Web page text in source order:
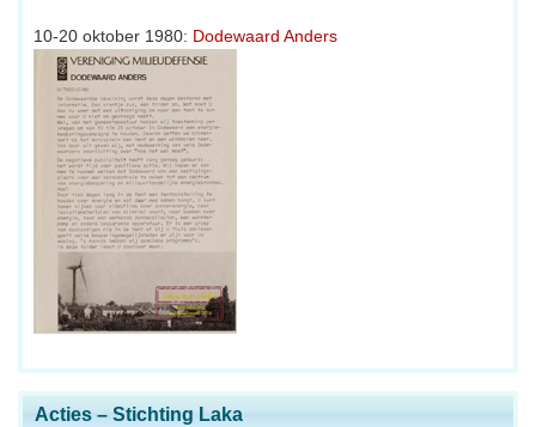
10-20 oktober 1980: Dodewaard Anders
Acties – Stichting Laka